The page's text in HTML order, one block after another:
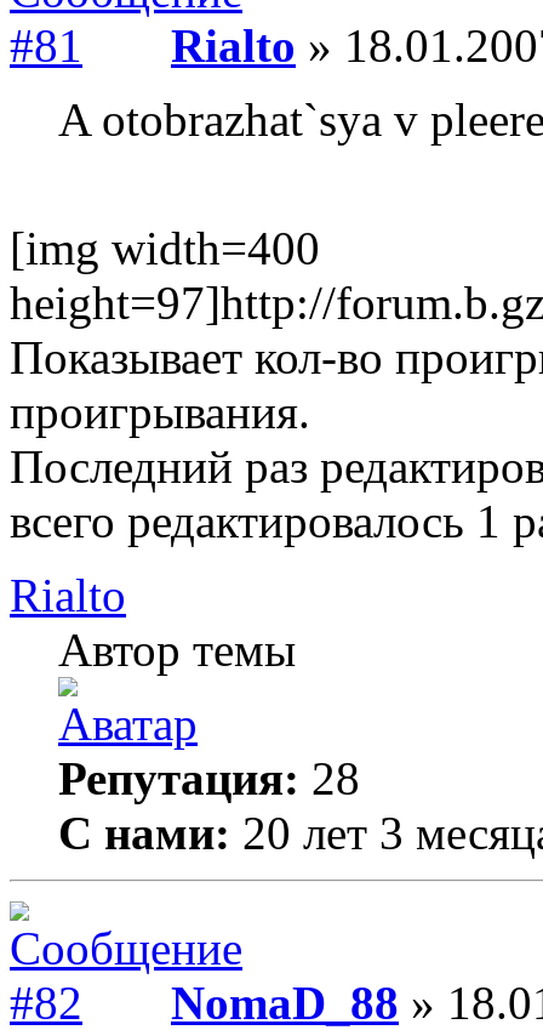
Rialto »
A otobrazhat`sya v
[img width=400
height=97]http://
Показывает кол-во
проигрывания.
Последний раз
всего редактировалось 1
Rialto
Автор темы
Репутация: 28
С нами: 20 лет 3
NomaD_88 »